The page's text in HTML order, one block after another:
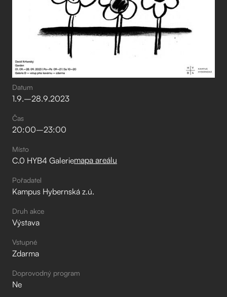
Datum
1.9.–⁠28.9.2023
Čas
20:00–⁠23:00
Místo
C.0 HYB4 Galeriemapa areálu
Pořadatel
Kampus Hybernská z.ú.
Druh akce
Výstava
Vstupné
Zdarma
Doprovodný program
Ne